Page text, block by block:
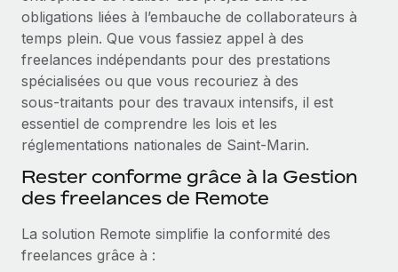
Demandez aux experts
Recevez des conseils d’experts sur les RH à
l’international et la conformité
Contrôles d’antécédents
Simplifiez vos processus de présélection des
candidats
Remote Watchtower
Gardez un temps d’avance sur les risques en
Gestion des appareils
Remote Build Bientôt disponible
l’IA
ÉTUDES DE CAS
Centre de ressources
Obtenir de l’aide
Voir toutes les ressources
BLOG
Paie multipays
Gestion des freelances
obligations liées à l’embauche de collaborateurs à
temps plein. Que vous fassiez appel à des
freelances indépendants pour des prestations
spécialisées ou que vous recouriez à des
sous‑traitants pour des travaux intensifs, il est
essentiel de comprendre les lois et les
réglementations nationales de Saint‑Marin.
Rester conforme grâce à la Gestion
des freelances de Remote
La solution Remote simplifie la conformité des
freelances grâce à :